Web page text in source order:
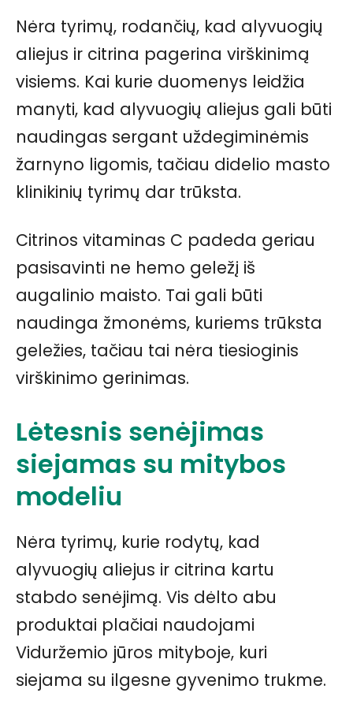
Nėra tyrimų, rodančių, kad alyvuogių
aliejus ir citrina pagerina virškinimą
visiems. Kai kurie duomenys leidžia
manyti, kad alyvuogių aliejus gali būti
naudingas sergant uždegiminėmis
žarnyno ligomis, tačiau didelio masto
klinikinių tyrimų dar trūksta.
Citrinos vitaminas C padeda geriau
pasisavinti ne hemo geležį iš
augalinio maisto. Tai gali būti
naudinga žmonėms, kuriems trūksta
geležies, tačiau tai nėra tiesioginis
virškinimo gerinimas.
Lėtesnis senėjimas
siejamas su mitybos
modeliu
Nėra tyrimų, kurie rodytų, kad
alyvuogių aliejus ir citrina kartu
stabdo senėjimą. Vis dėlto abu
produktai plačiai naudojami
Viduržemio jūros mityboje, kuri
siejama su ilgesne gyvenimo trukme.